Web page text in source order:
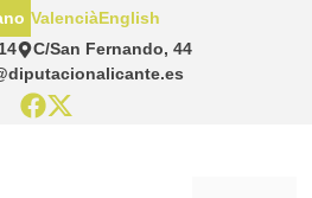
C/San Fernando, 44
ValenciàEnglish